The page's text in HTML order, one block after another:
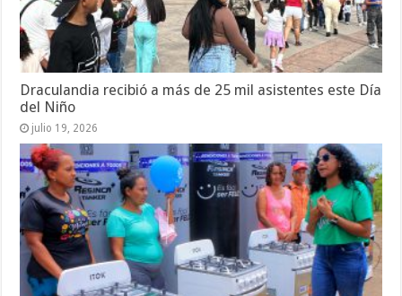
Draculandia recibió a más de 25 mil asistentes este Día
del Niño
julio 19, 2026